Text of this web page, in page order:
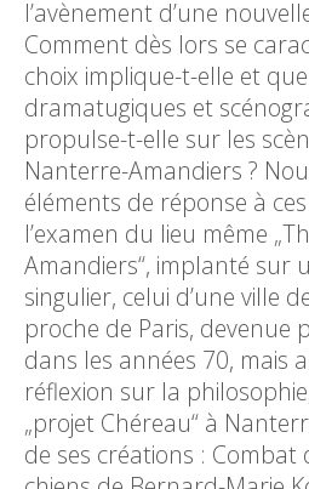
l’avènement d’une
Comment dès lors se
choix implique-t-elle et
dramatugiques et
propulse-t-elle sur les
Nanterre-Amandiers ?
éléments de réponse à
l’examen du lieu même
Amandiers“, implanté sur
singulier, celui d’une ville
proche de Paris, devenue
dans les années 70, mais
réflexion sur la
„projet Chéreau“ à
de ses créations : Combat